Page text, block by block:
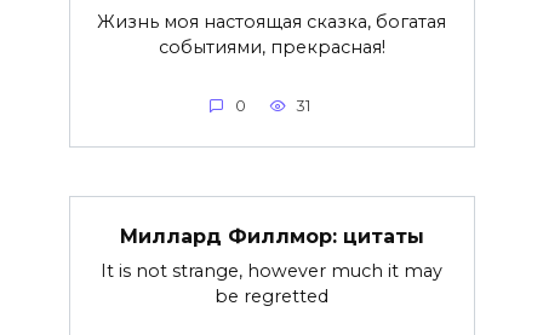
Жизнь моя настоящая сказка, богатая
событиями, прекрасная!
0 31
Миллард Филлмор: цитаты
It is not strange, however much it may
be regretted